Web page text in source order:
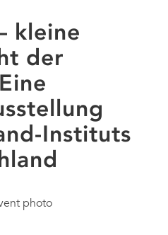
kleine
der
Instituts